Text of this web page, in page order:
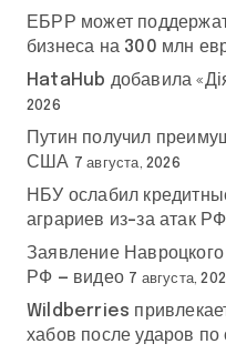
ЕБРР может
бизнеса на 300 млн
HataHub добавила
2026
Путин получил
США 7 августа, 2026
НБУ ослабил
аграриев из-за атак РФ
Заявление
РФ — видео 7 августа,
Wildberries
хабов после ударов по